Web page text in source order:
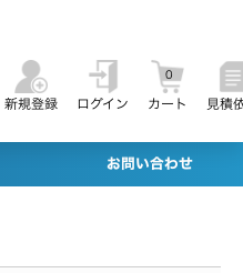
新規登録 ログイン カート
0
見積
お問い合わせ